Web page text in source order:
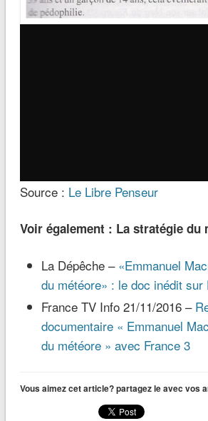
Source : Le Libre Penseur
Voir également : La stratégie du
La Dépêche – «Emmanuel
du météore» : le doc inédit sur
France TV Info 21/11/2016 –
documentaire « Emmanuel
du météore » avec France 3
Vous aimez cet article? partagez le avec vos